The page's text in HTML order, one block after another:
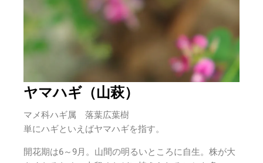
ヤマハギ（山萩）
マメ科ハギ属 落葉広葉樹
単にハギといえばヤマハギを指す。
開花期は6～9月。 山間の明るいところに自生。株が大